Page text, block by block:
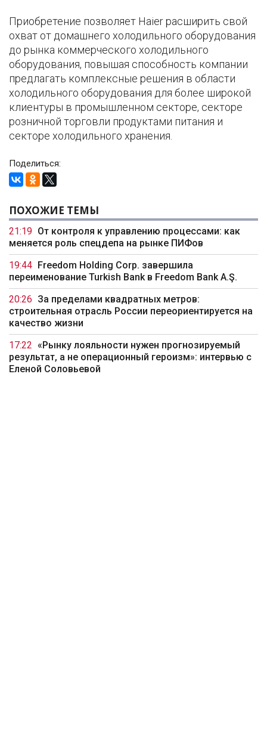
Приобретение позволяет Haier расширить свой
охват от домашнего холодильного оборудования
до рынка коммерческого холодильного
оборудования, повышая способность компании
предлагать комплексные решения в области
холодильного оборудования для более широкой
клиентуры в промышленном секторе, секторе
розничной торговли продуктами питания и
секторе холодильного хранения.
Поделиться:
ПОХОЖИЕ ТЕМЫ
21:19 От контроля к управлению процессами: как
меняется роль спецдепа на рынке ПИФов
19:44
Freedom Holding Corp. завершила
переименование Turkish Bank в Freedom Bank A.Ş.
20:26 За пределами квадратных метров:
строительная отрасль России переориентируется на
качество жизни
17:22 «Рынку лояльности нужен прогнозируемый
результат, а не операционный героизм»: интервью с
Еленой Соловьевой